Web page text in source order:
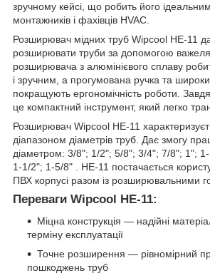
зручному кейсі, що робить його
монтажників і фахівців HVAC.
Розширювач мідних труб Wipcool HE-11
розширювати труби за допомогою
розширювача з алюмінієвого сплаву
і зручним, а прогумована ручка та
покращують ергономічність роботи.
це компактний інструмент, який легко
Розширювач Wipcool HE-11
діапазоном діаметрів труб. Дає змогу
діаметром: 3/8"; 1/2"; 5/8"; 3/4"; 7/8"; 1";
1-1/2"; 1-5/8" . HE-11 постачається
ПВХ корпусі разом із розширювальними
Переваги Wipcool HE-11:
Міцна конструкція — надійні
терміну експлуатації
Точне розширення — рівномірний
пошкоджень труб